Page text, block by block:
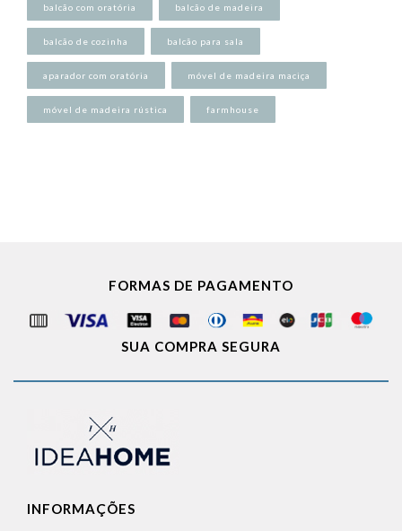
balcão com oratória balcão de madeira
balcão de cozinha balcão para sala
aparador com oratória móvel de madeira maciça
móvel de madeira rústica farmhouse
FORMAS DE PAGAMENTO
SUA COMPRA SEGURA
INFORMAÇÕES